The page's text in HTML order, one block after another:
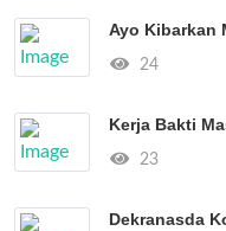
Ayo Kibarkan
24
Kerja Bakti
23
Dekranasda